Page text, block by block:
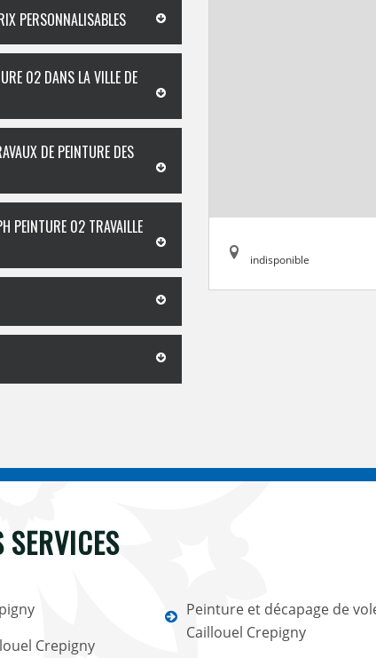
PERSONNALISABLES
02 DANS LA VILLE DE
DE PEINTURE DES
PEINTURE 02 TRAVAILLE
indisponible
SERVICES
Crepigny
Peinture et décapage de
Caillouel Crepigny